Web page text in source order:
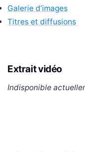
Galerie d’images
Titres et diffusions
Extrait vidéo
Indisponible